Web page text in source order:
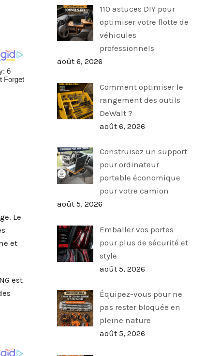
Le
et
est
110 astuces DIY pour
optimiser votre flotte de
véhicules
professionnels
août 6, 2026
Comment optimiser le
rangement des outils
DeWalt ?
août 6, 2026
Construisez un support
pour ordinateur
portable économique
pour votre camion
août 5, 2026
Emballer vos portes
pour plus de sécurité et
style
août 5, 2026
Équipez-vous pour ne
pas rester bloquée en
pleine nature
août 5, 2026